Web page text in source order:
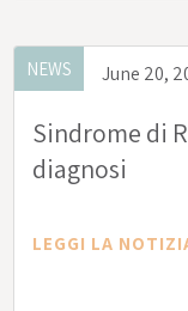
NEWS June 20,
Sindrome di
diagnosi
LEGGI LA